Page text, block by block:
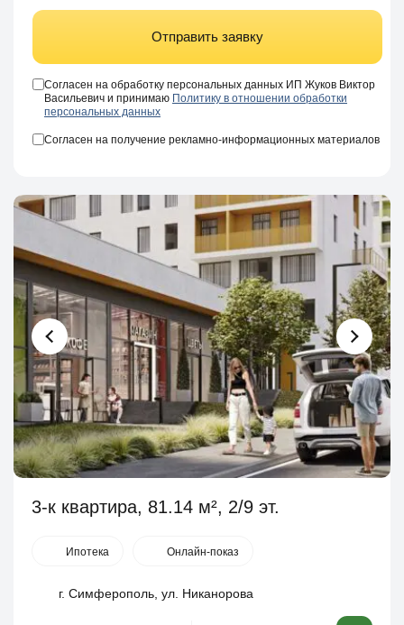
Отправить заявку
Согласен на обработку персональных данных ИП Жуков Виктор
Васильевич и принимаю Политику в отношении обработки
персональных данных
Согласен на получение рекламно-информационных материалов
3-к квартира, 81.14 м², 2/9 эт.
Ипотека Онлайн-показ
г. Симферополь, ул. Никанорова